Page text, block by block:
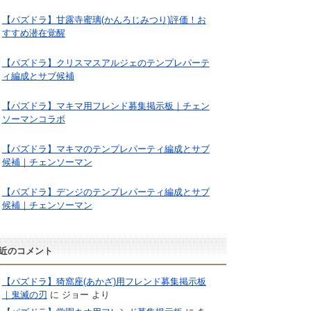
【パズドラ】甘露寺蜜璃(かんろじみつり)評価！お
すすめ潜在覚醒
【パズドラ】クリスマスアルジェのテンプレパーテ
ィ編成とサブ候補
【パズドラ】マキマ用フレンド募集掲示板｜チェン
ソーマンコラボ
【パズドラ】マキマのテンプレパーティ編成とサブ
候補｜チェンソーマン
【パズドラ】デンジのテンプレパーティ編成とサブ
候補｜チェンソーマン
のコメント
【パズドラ】猗窩座(あかざ)用フレンド募集掲示板
｜鬼滅の刃 に ジョー より